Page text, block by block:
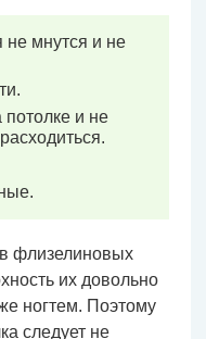
не мнутся и не
и не
флизелиновых
их довольно
ногтем. Поэтому
следует не